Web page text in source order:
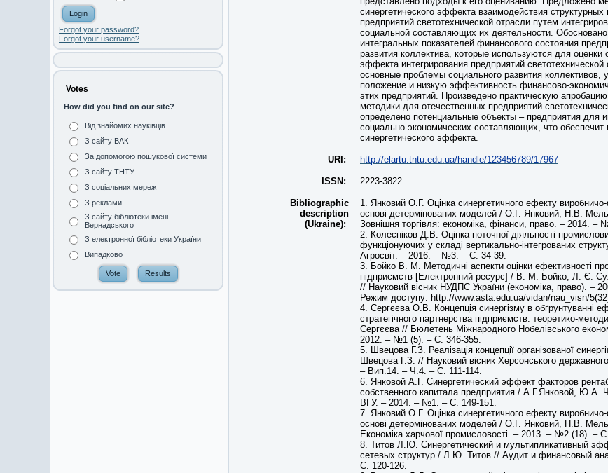
Forgot your password?
Forgot your username?
Votes
How did you find on our site?
Від знайомих науківців
З сайту ВАК
За допомогою пошукової системи
З сайту ТНТУ
З соціальних мереж
З реклами
З сайту бібліотеки імені
Вернадського
З електронної бібліотеки України
Випадково
синергетического эффекта взаимодействия
предприятий светотехнической отрасли путем
социальной составляющих их деятельности.
интегральных показателей финансового состояния
развития коллектива, которые используются для оценки
эффекта интегрирования предприятий
основные проблемы социального развития коллективов,
положение и низкую эффективность финансово-
этих предприятий. Произведено практическую
методики для отечественных предприятий
определено потенциальные объекты – предприятия для
социально-экономических составляющих, что обеспечит
синергетического эффекта.
URI: http://elartu.tntu.edu.ua/handle/123456789/17967
ISSN: 2223-3822
Bibliographic
description
(Ukraine):
1. Янковий О.Г. Оцінка синергетичного ефекту
основі детермінованих моделей / О.Г. Янковий, Н.В.
Зовнішня торгівля: економіка, фінанси, право. – 2014. –
2. Колесніков Д.В. Оцінка поточної діяльності
функціонуючих у складі вертикально-інтегрованих
Агросвіт. – 2016. – №3. – С. 34-39.
3. Бойко В. М. Методичні аспекти оцінки ефективності
підприємств [Електронний ресурс] / В. М. Бойко, Л. Є.
// Науковий вісник НУДПС України (економіка, право). –
Режим доступу: http://www.asta.edu.ua/vidan/nau_visn/
4. Сергєєва О.В. Концепція синергізму в обґрунтуванні
стратегічного партнерства підприємств: теоретико-
Сергєєва // Бюлетень Міжнародного Нобелівського
2012. – №1 (5). – С. 346-355.
5. Швецова Г.З. Реалізація концепції організованої
Швецова Г.З. // Науковий вісник Херсонського
– Вип.14. – Ч.4. – С. 111-114.
6. Янковой А.Г. Синергетический эффект факторов
собственного капитала предприятия / А.Г.Янковой, Ю.А.
ВГУ. – 2014. – №1. – С. 149-151.
7. Янковий О.Г. Оцінка синергетичного ефекту
основі детермінованих моделей / О.Г. Янковий, Н.В.
Економіка харчової промисловості. – 2013. – №2 (18). –
8. Титов Л.Ю. Синергетический и мультипликативный
сетевых структур / Л.Ю. Титов // Аудит и финансовый
С. 120-126.